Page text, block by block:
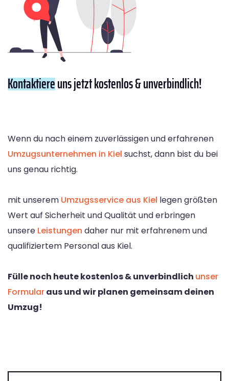
Kontaktiereuns jetzt kostenlos & unverbindlich!
Wenn du nach einem zuverlässigen und erfahrenen
Umzugsunternehmen in Kiel suchst, dann bist du bei
uns genau richtig.
mit unserem Umzugsservice aus Kiel legen größten
Wert auf Sicherheit und Qualität und erbringen
unsere Leistungen daher nur mit erfahrenem und
qualifiziertem Personal aus Kiel.
Fülle noch heute kostenlos & unverbindlich unser
Formularaus und wir planen gemeinsam deinen
Umzug!